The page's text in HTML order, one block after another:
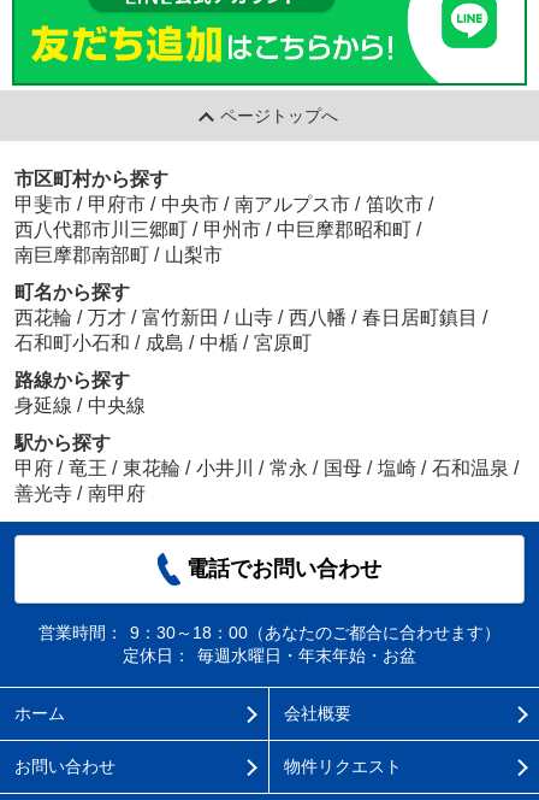
ページトップへ
市区町村から探す
甲斐市 / 甲府市 / 中央市 / 南アルプス市 / 笛吹市 /
西八代郡市川三郷町 / 甲州市 / 中巨摩郡昭和町 /
南巨摩郡南部町 / 山梨市
町名から探す
西花輪 / 万才 / 富竹新田 / 山寺 / 西八幡 / 春日居町鎮目 /
石和町小石和 / 成島 / 中楯 / 宮原町
路線から探す
身延線 / 中央線
駅から探す
甲府 / 竜王 / 東花輪 / 小井川 / 常永 / 国母 / 塩崎 / 石和温泉 /
善光寺 / 南甲府
電話でお問い合わせ
営業時間：
9：30～18：00（あなたのご都合に合わせます）
定休日：
毎週水曜日・年末年始・お盆
ホーム 会社概要
お問い合わせ 物件リクエスト